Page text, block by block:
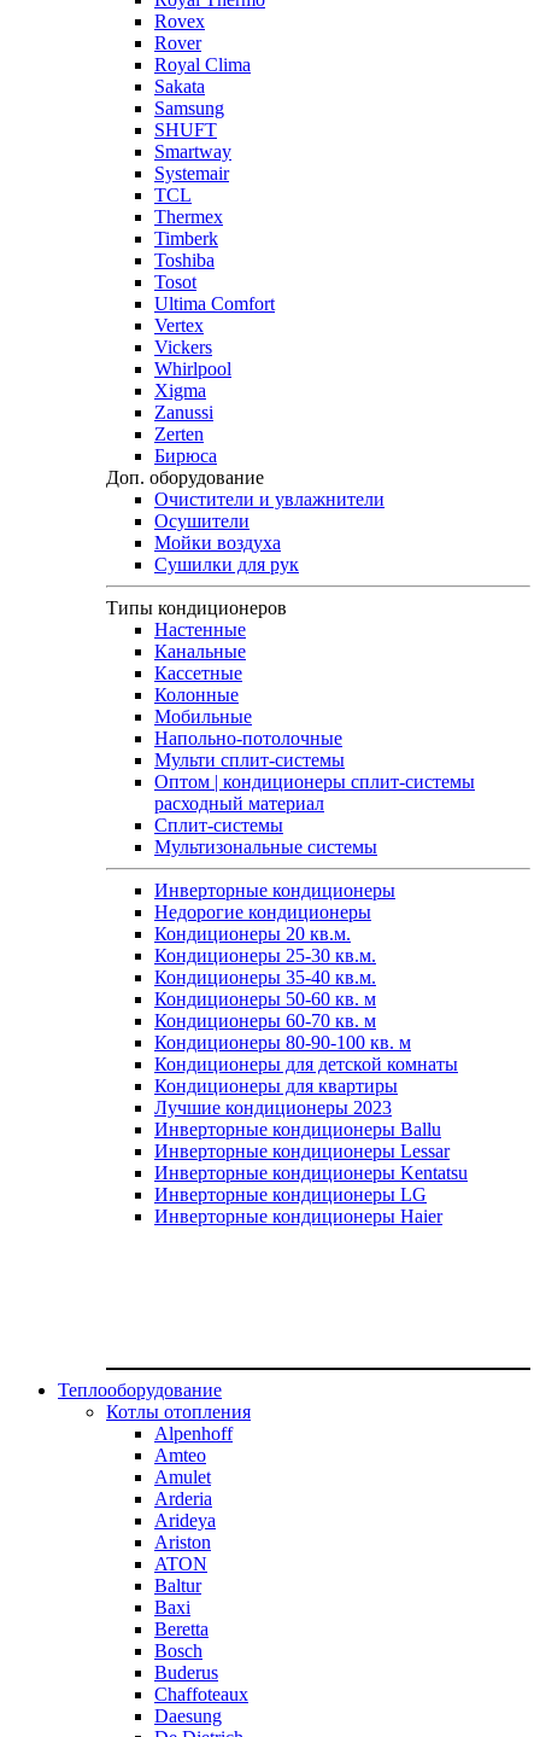
Rovex
Rover
Royal Clima
Sakata
Samsung
SHUFT
Smartway
Systemair
TCL
Thermex
Timberk
Toshiba
Tosot
Ultima Comfort
Vertex
Vickers
Whirlpool
Xigma
Zanussi
Zerten
Бирюса
Доп. оборудование
Очистители и увлажнители
Осушители
Мойки воздуха
Сушилки для рук
Типы кондиционеров
Настенные
Канальные
Кассетные
Колонные
Мобильные
Напольно-потолочные
Мульти сплит-системы
Оптом | кондиционеры сплит-системы
расходный материал
Сплит-системы
Мультизональные системы
Инверторные кондиционеры
Недорогие кондиционеры
Кондиционеры 20 кв.м.
Кондиционеры 25-30 кв.м.
Кондиционеры 35-40 кв.м.
Кондиционеры 50-60 кв. м
Кондиционеры 60-70 кв. м
Кондиционеры 80-90-100 кв. м
Кондиционеры для детской комнаты
Кондиционеры для квартиры
Лучшие кондиционеры 2023
Инверторные кондиционеры Ballu
Инверторные кондиционеры Lessar
Инверторные кондиционеры Kentatsu
Инверторные кондиционеры LG
Инверторные кондиционеры Haier
Теплооборудование
Котлы отопления
Alpenhoff
Amteo
Amulet
Arderia
Arideya
Ariston
ATON
Baltur
Baxi
Beretta
Bosch
Buderus
Chaffoteaux
Daesung